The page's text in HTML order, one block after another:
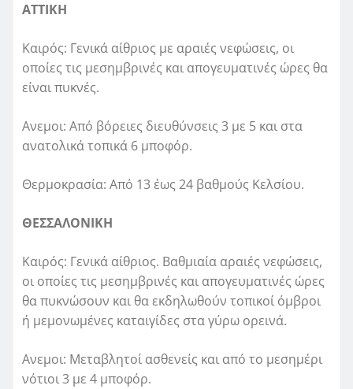
ΑΤΤΙΚΗ
Καιρός: Γενικά αίθριος με αραιές νεφώσεις, οι
οποίες τις μεσημβρινές και απογευματινές ώρες θα
είναι πυκνές.
Ανεμοι: Από βόρειες διευθύνσεις 3 με 5 και στα
ανατολικά τοπικά 6 μποφόρ.
Θερμοκρασία: Από 13 έως 24 βαθμούς Κελσίου.
ΘΕΣΣΑΛΟΝΙΚΗ
Καιρός: Γενικά αίθριος. Βαθμιαία αραιές νεφώσεις,
οι οποίες τις μεσημβρινές και απογευματινές ώρες
θα πυκνώσουν και θα εκδηλωθούν τοπικοί όμβροι
ή μεμονωμένες καταιγίδες στα γύρω ορεινά.
Ανεμοι: Μεταβλητοί ασθενείς και από το μεσημέρι
νότιοι 3 με 4 μποφόρ.